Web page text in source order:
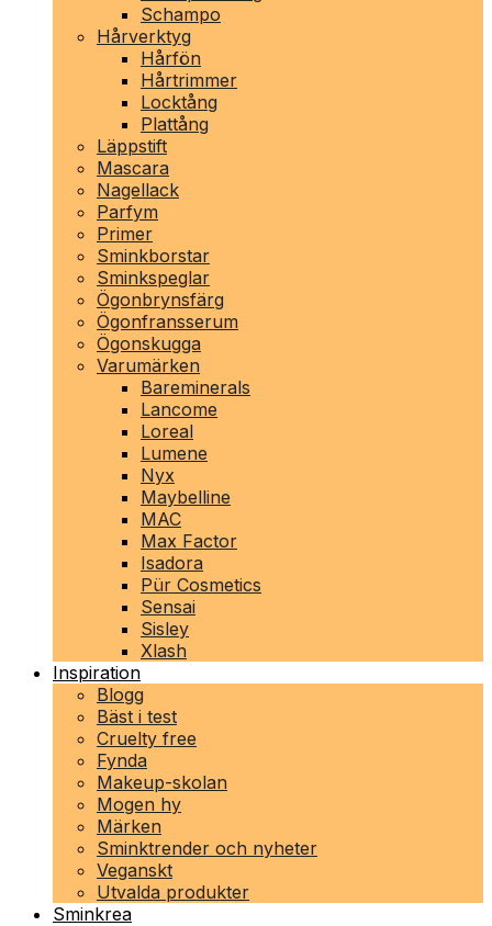
Schampo
Hårverktyg
Hårfön
Hårtrimmer
Locktång
Plattång
Läppstift
Mascara
Nagellack
Parfym
Primer
Sminkborstar
Sminkspeglar
Ögonbrynsfärg
Ögonfransserum
Ögonskugga
Varumärken
Bareminerals
Lancome
Loreal
Lumene
Nyx
Maybelline
MAC
Max Factor
Isadora
Pür Cosmetics
Sensai
Sisley
Xlash
Inspiration
Blogg
Bäst i test
Cruelty free
Fynda
Makeup-skolan
Mogen hy
Märken
Sminktrender och nyheter
Veganskt
Utvalda produkter
Sminkrea